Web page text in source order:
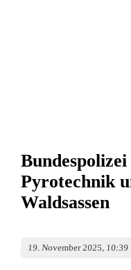
Pyrotechnik
Waldsassen
19. November 2025, 10:39